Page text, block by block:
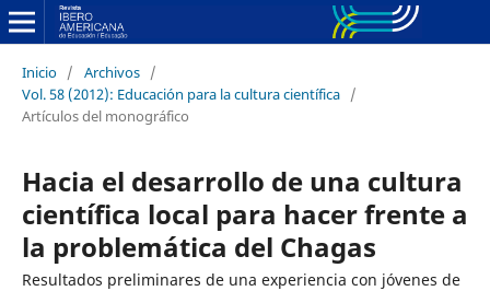
Inicio / Archivos /
Vol. 58 (2012): Educación para la cultura científica /
Artículos del monográfico
Hacia el desarrollo de una cultura
científica local para hacer frente a
la problemática del Chagas
Resultados preliminares de una experiencia con jóvenes de